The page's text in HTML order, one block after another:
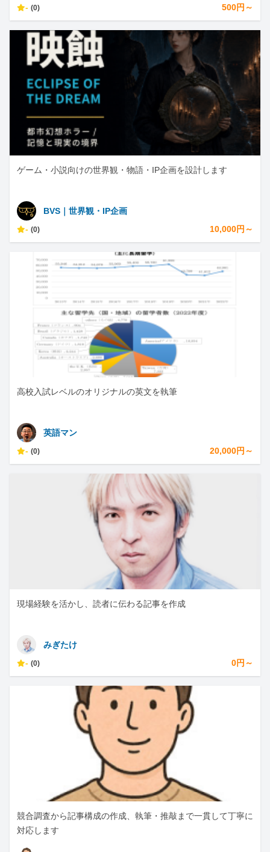
- (0) 500円～
ゲーム・小説向けの世界観・物語・IP企画を設計します
BVS｜世界観・IP企画
- (0) 10,000円～
高校入試レベルのオリジナルの英文を執筆
英語マン
- (0) 20,000円～
現場経験を活かし、読者に伝わる記事を作成
みぎたけ
- (0) 0円～
競合調査から記事構成の作成、執筆・推敲まで一貫して丁寧に
対応します